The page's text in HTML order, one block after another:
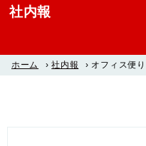
社内報
ホーム ›社内報 › オフィス便り